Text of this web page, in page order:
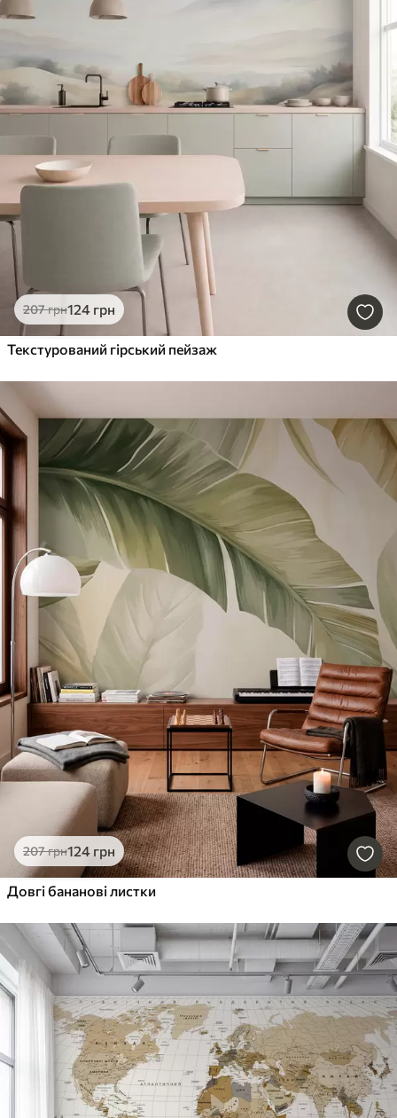
207грн124 грн
Текстурований гірський пейзаж
207грн124 грн
Довгі бананові листки